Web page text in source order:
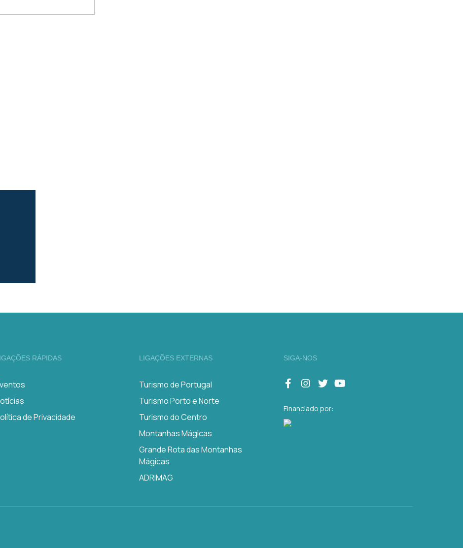
RÁPIDAS
de Privacidade
LIGAÇÕES EXTERNAS
Turismo de Portugal
Turismo Porto e Norte
Turismo do Centro
Montanhas Mágicas
Grande Rota das Montanhas
Mágicas
ADRIMAG
SIGA-NOS
Financiado por: